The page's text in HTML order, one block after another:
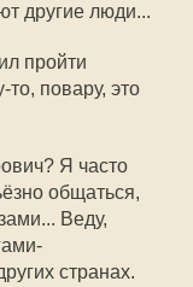
другие люди...
пройти
повару, это
Я часто
общаться,
Веду,
странах.